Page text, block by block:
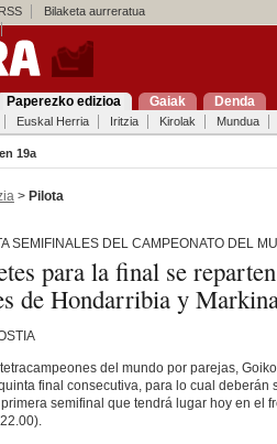
RSS
Bilaketa aurreratua
Paperezko edizioa Gaiak Denda
Euskal Herria Iritzia Kirolak Mundua
19a
> Pilota
SEMIFINALES DEL CAMPEONATO DEL
para la final se
de Hondarribia y
del mundo por parejas,
final consecutiva, para lo cual deberán
semifinal que tendrá lugar hoy en el